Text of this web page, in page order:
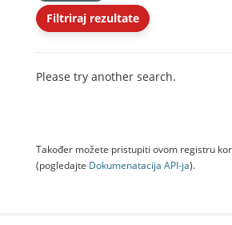
Filtriraj rezultate
Please try another search.
Također možete pristupiti ovom registru
(pogledajte Dokumenаtаcijа API-jа).